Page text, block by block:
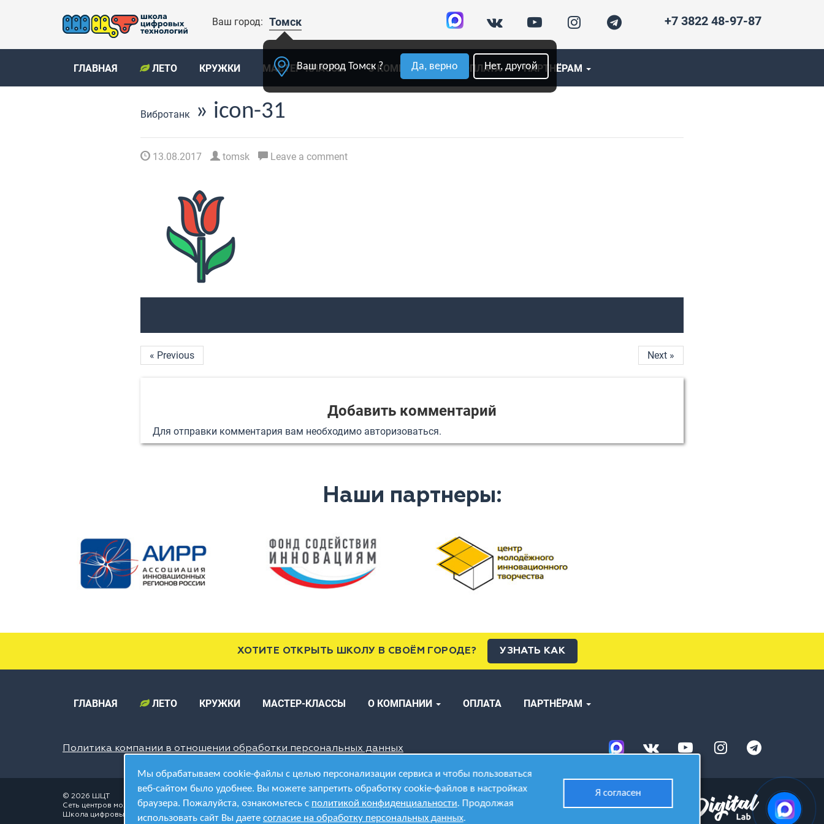
Ваш город: Томск
Ваш город Томск ? Да, верно Нет, другой
+7 3822 48-97-87
ГЛАВНАЯ ЛЕТО КРУЖКИ МАСТЕР-КЛАССЫ О КОМПАНИИ ОПЛАТА ПАРТНЁРАМ
Вибротанк » icon-31
13.08.2017 tomsk Leave a comment
« Previous Next »
Добавить комментарий
Для отправки комментария вам необходимо авторизоваться.
Наши партнеры:
ХОТИТЕ ОТКРЫТЬ ШКОЛУ В СВОЁМ ГОРОДЕ? УЗНАТЬ КАК
ГЛАВНАЯ ЛЕТО КРУЖКИ МАСТЕР-КЛАССЫ О КОМПАНИИ ОПЛАТА ПАРТНЁРАМ
Политика компании в отношении обработки персональных данных
© 2026 ШЦТ
Сеть центров молодёжного инновационного творчества
Школа цифровых технологий
Разработано в студии
Мы обрабатываем cookie-файлы с целью персонализации сервиса и чтобы пользоваться
веб-сайтом было удобнее. Вы можете запретить обработку cookie-файлов в настройках
браузера. Пожалуйста, ознакомьтесь с политикой конфиденциальности. Продолжая
использовать сайт Вы даете согласие на обработку персональных данных.
Я согласен